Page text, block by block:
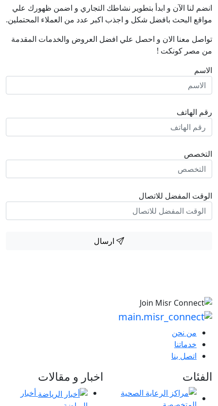
انضم لنا اﻵن و ابدأ بتطوير نشاطك التجاري و اضمن ظهورك علي
مواقع البحث بافضل شكل و اجذب اكبر عدد من العملاء المحتملين.
تواصل معنا الان و احصل علي افضل العروض والخدمات المقدمة
من مصر كونكت !
الاسم
رقم الهاتف
التخصص
الوقت المفضل للاتصال
ارسال
من نحن
خدماتنا
اتصل بنا
الفئات اخبار و مقالات
أخبار